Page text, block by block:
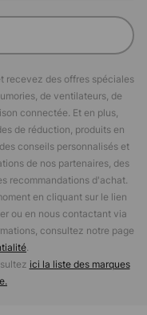
recevez des offres spéciales
de ventilateurs, de
connectée. Et en plus,
de réduction, produits en
conseils personnalisés et
de nos partenaires, des
recommandations d'achat.
en cliquant sur le lien
ou en nous contactant via
consultez notre page
.
ici la liste des marques